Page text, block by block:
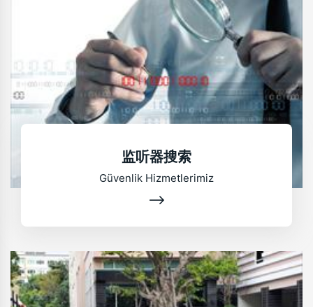
监听器搜索
Güvenlik Hizmetlerimiz